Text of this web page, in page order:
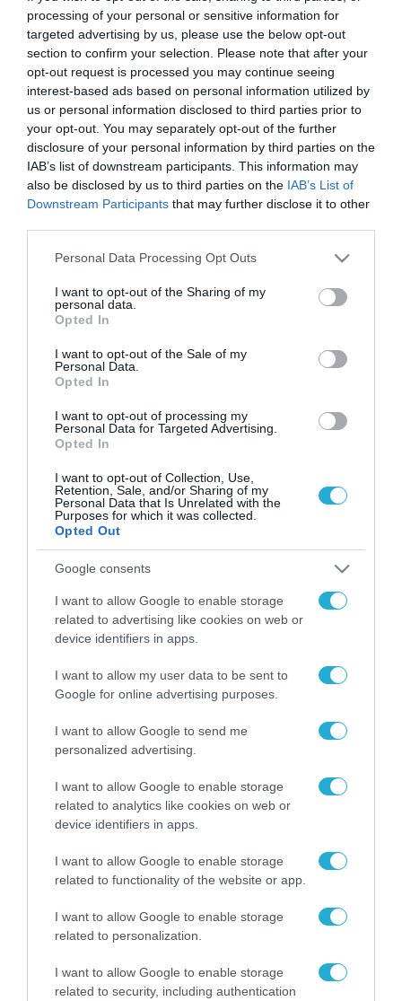
processing of your personal or sensitive information for
targeted advertising by us, please use the below opt-out
section to confirm your selection. Please note that after your
opt-out request is processed you may continue seeing
interest-based ads based on personal information utilized by
us or personal information disclosed to third parties prior to
your opt-out. You may separately opt-out of the further
disclosure of your personal information by third parties on the
IAB’s list of downstream participants. This information may
also be disclosed by us to third parties on the IAB’s List of
Downstream Participants that may further disclose it to other
Please note that this website/app uses one or more Google
not limited to your visit or usage behaviour. You may click to
grant or deny consent to Google and its third-party tags to
use your data for below specified purposes in below Google
consent section.
Personal Data Processing Opt Outs
I want to opt-out of the Sharing of my
personal data.
Opted In
I want to opt-out of the Sale of my
Personal Data.
Opted In
I want to opt-out of processing my
Personal Data for Targeted Advertising.
Opted In
I want to opt-out of Collection, Use,
Retention, Sale, and/or Sharing of my
Personal Data that Is Unrelated with the
Purposes for which it was collected.
Opted Out
Google consents
I want to allow Google to enable storage
related to advertising like cookies on web or
device identifiers in apps.
I want to allow my user data to be sent to
Google for online advertising purposes.
I want to allow Google to send me
personalized advertising.
I want to allow Google to enable storage
related to analytics like cookies on web or
device identifiers in apps.
I want to allow Google to enable storage
related to functionality of the website or app.
I want to allow Google to enable storage
related to personalization.
I want to allow Google to enable storage
related to security, including authentication
ΕΠΙΧΕΙΡΗΣΕΙΣ
Bright Business Solutions:
Συμφωνία για την εξαγορά της
DBC DIADIKASIA
19.09.2024
ΡΟΗ ΕΙΔΗΣΕΩΝ
Το χρηματοδοτούμενο
Gaming Police”
ενισχύει την ασφάλεια
διαδίκτυο
ΑΑΔΕ: Διευκρινίσεις
παραβάσεις που
αφορούν τους ΦΗΜ
31.07.2026